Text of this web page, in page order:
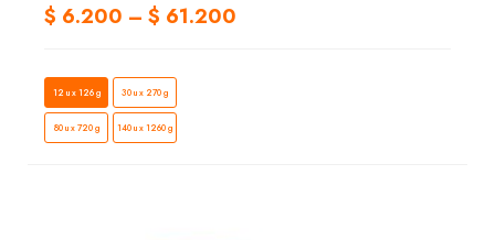
$ 6.200 – $ 61.200
12 u x 126 g 30 u x 270 g
80 u x 720 g 140 u x 1260 g